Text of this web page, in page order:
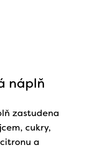
náplň
zastudena
cukry,
a